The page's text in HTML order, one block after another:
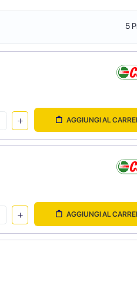
5
AGGIUNGI AL
AGGIUNGI AL